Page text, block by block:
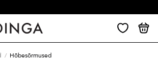
Hõbesõrmused